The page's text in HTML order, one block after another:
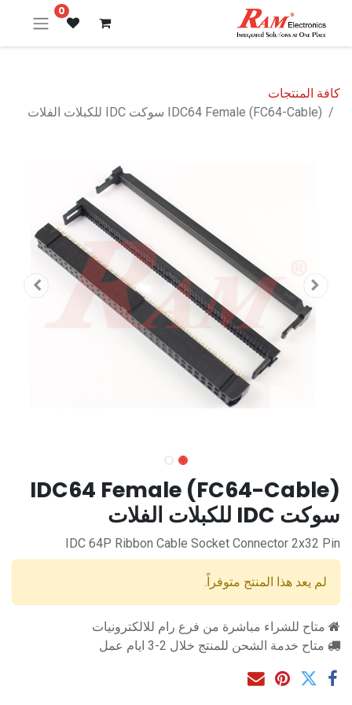
0
كافة المنتجات
IDC64 Female (FC64-Cable) سوكت IDC للكبلات الفلات
IDC64 Female (FC64-Cable)
سوكت IDC للكبلات الفلات
IDC 64P Ribbon Cable Socket Connector 2x32 Pin
لم يعد هذا المنتج متوفراً.
متاح للشراء مباشرة من فرع رام للالكترونيات
متاح خدمة الشحن للمنتج خلال 2-3 ايام عمل